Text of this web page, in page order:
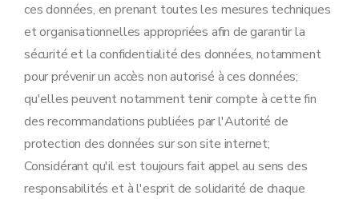
ces données, en prenant toutes les mesures techniques
et organisationnelles appropriées afin de garantir la
sécurité et la confidentialité des données, notamment
pour prévenir un accès non autorisé à ces données;
qu'elles peuvent notamment tenir compte à cette fin
des recommandations publiées par l'Autorité de
protection des données sur son site internet;
Considérant qu'il est toujours fait appel au sens des
responsabilités et à l'esprit de solidarité de chaque